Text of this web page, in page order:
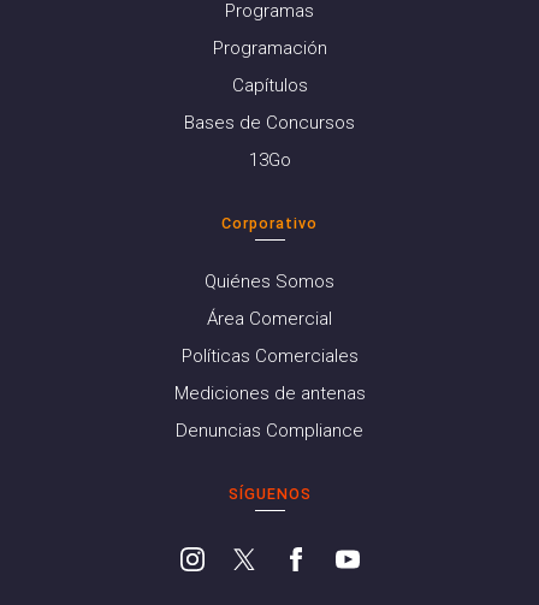
Programas
Programación
Capítulos
Bases de Concursos
13Go
Corporativo
Quiénes Somos
Área Comercial
Políticas Comerciales
Mediciones de antenas
Denuncias Compliance
SÍGUENOS